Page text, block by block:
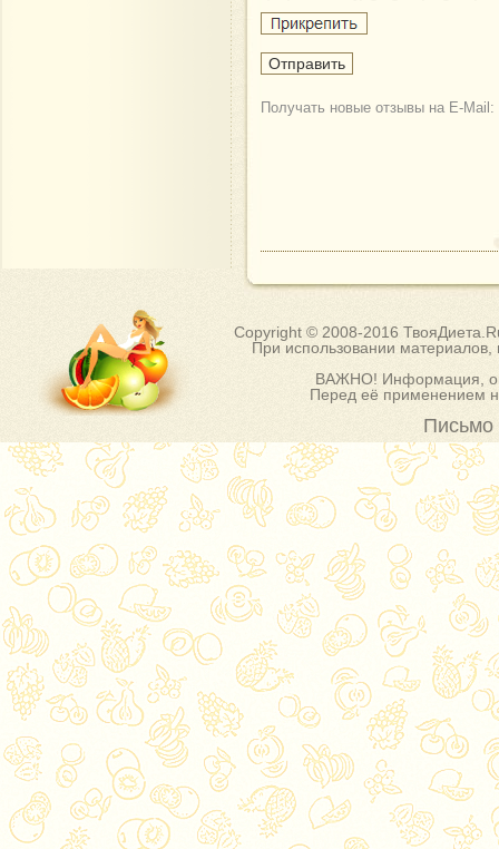
Получать новые отзывы на E-Mail:
Copyright © 2008-2016
При использовании материалов,
ВАЖНО! Информация,
Перед её применением
Письмо